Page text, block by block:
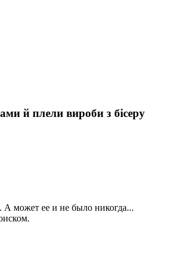
й плели вироби з бісеру
А может ее и не было никогда...